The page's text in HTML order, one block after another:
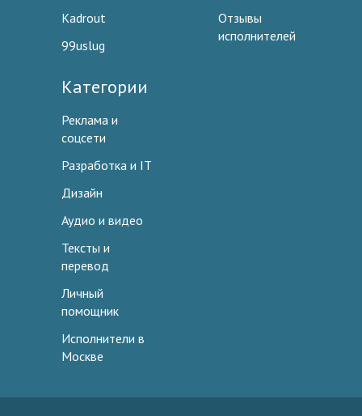
Kadrout
99uslug
Отзывы
исполнителей
Категории
Реклама и
соцсети
Разработка и IT
Дизайн
Аудио и видео
Тексты и
перевод
Личный
помощник
Исполнители в
Москве